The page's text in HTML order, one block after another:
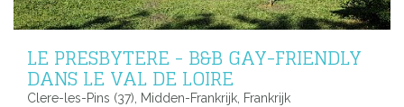
LE PRESBYTERE - B&B GAY-FRIENDLY
DANS LE VAL DE LOIRE
Clere-les-Pins (37), Midden-Frankrijk, Frankrijk